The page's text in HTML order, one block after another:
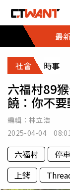
最新
社會 時事
六福村89
饒：你不要
編輯： 林立浩
2025-04-04
六福村 停
上銬